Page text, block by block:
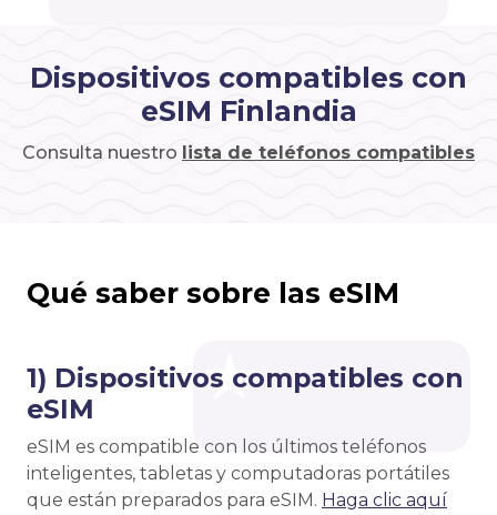
Dispositivos compatibles con
eSIM Finlandia
Consulta nuestro lista de teléfonos compatibles
Qué saber sobre las eSIM
1) Dispositivos compatibles con
eSIM
eSIM es compatible con los últimos teléfonos
inteligentes, tabletas y computadoras portátiles
que están preparados para eSIM. Haga clic aquí